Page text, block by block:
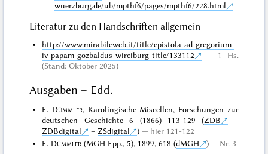
wuerzburg.de/ub/mpthf6/pages/mpthf6/228.html
Literatur zu den Handschriften allgemein
http://www.mirabileweb.it/title/epistola-ad-gregorium-
iv-papam-gozbaldus-wirciburg-title/133112
1 Hs.
(Stand: Oktober 2025)
Ausgaben – Edd.
E. Dümmler, Karolingische Miscellen, Forschungen zur
deutschen Geschichte 6 (1866) 113-129 (ZDB
–
ZDBdigital
– ZSdigital )
hier 121-122
E. Dümmler (MGH Epp., 5), 1899, 618 (dMGH ) Nr. 3